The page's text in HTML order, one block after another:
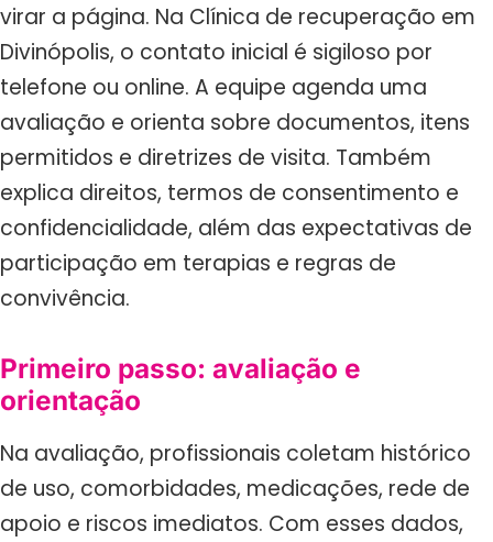
virar a página. Na Clínica de recuperação em
Divinópolis, o contato inicial é sigiloso por
telefone ou online. A equipe agenda uma
avaliação e orienta sobre documentos, itens
permitidos e diretrizes de visita. Também
explica direitos, termos de consentimento e
confidencialidade, além das expectativas de
participação em terapias e regras de
convivência.
Primeiro passo: avaliação e
orientação
Na avaliação, profissionais coletam histórico
de uso, comorbidades, medicações, rede de
apoio e riscos imediatos. Com esses dados,